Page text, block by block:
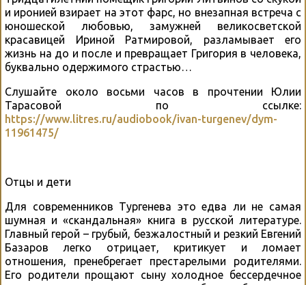
и иронией взирает на этот фарс, но внезапная встреча с
юношеской любовью, замужней великосветской
красавицей Ириной Ратмировой, разламывает его
жизнь на до и после и превращает Григория в человека,
буквально одержимого страстью…
Слушайте около восьми часов в прочтении Юлии
Тарасовой по ссылке:
https://www.litres.ru/audiobook/ivan-turgenev/dym-
11961475/
Отцы и дети
Для современников Тургенева это едва ли не самая
шумная и «скандальная» книга в русской литературе.
Главный герой – грубый, безжалостный и резкий Евгений
Базаров легко отрицает, критикует и ломает
отношения, пренебрегает престарелыми родителями.
Его родители прощают сыну холодное бессердечное